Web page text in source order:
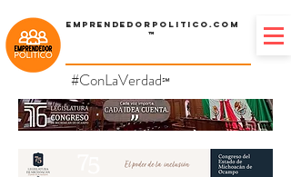
Emprendedorpolitico.com
™
#ConLaVerdad℠